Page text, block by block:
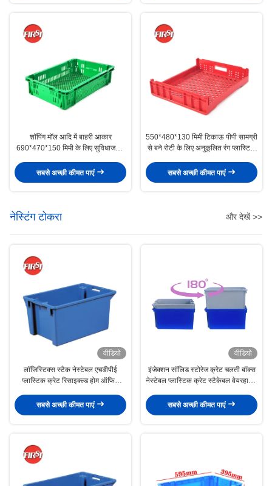
शॉपिंग मॉल आदि में बाहरी आकार
690*470*150 मिमी के लिए सुविधाजनक
सबसे अच्छी कीमत पाएं
550*480*130 मिमी टिकाऊ पीपी सामग्री
से बने रोटी के लिए अनुकूलित रंग प्लास्टिक
सबसे अच्छी कीमत पाएं
नेस्टिंग टोकरा और देखें >>
वीडियो
लॉजिस्टिक्स स्टैक नेस्टेबल एचडीपीई
प्लास्टिक क्रेट रिसाइक्ल्ड होम ऑफिस
सबसे अच्छी कीमत पाएं
वीडियो
इंजेक्शन सॉलिड स्टोरेज क्रेट चलती बॉक्स
नेस्टेबल प्लास्टिक क्रेट स्टैकेबल वेयरहाउस
सबसे अच्छी कीमत पाएं